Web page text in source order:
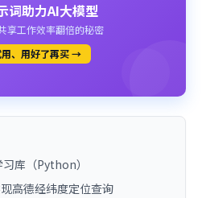
词助力AI大模型
享工作效率翻倍的秘密
用、用好了再买 →
库（Python）
高德经纬度定位查询